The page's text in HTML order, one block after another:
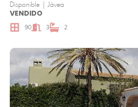
Disponible | Jávea
VENDIDO
90 3 2